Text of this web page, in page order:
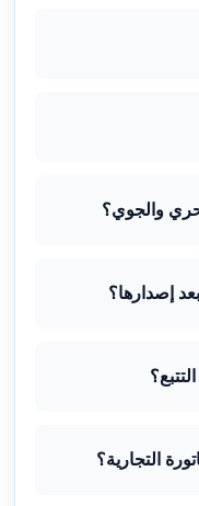
والجوي؟
إصدارها؟
التجارية؟